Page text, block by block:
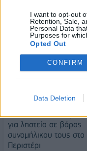
I want to opt-out
Retention, Sale,
Personal Data
Purposes for
Opted Out
CONFIRM
Data Deletion
Σύλληψη δύο
για ληστεία σε βάρος
συνομήλικου τους στο
Περιστέρι